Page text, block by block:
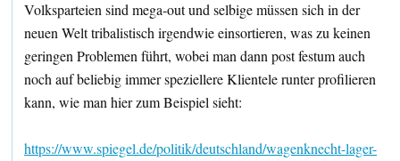
Volksparteien sind mega-out und selbige müssen sich in der
neuen Welt tribalistisch irgendwie einsortieren, was zu keinen
geringen Problemen führt, wobei man dann post festum auch
noch auf beliebig immer speziellere Klientele runter profilieren
kann, wie man hier zum Beispiel sieht:
https://www.spiegel.de/politik/deutschland/wagenknecht-lager-